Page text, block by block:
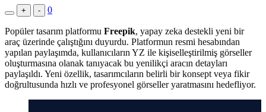
+ - 0
Popüler tasarım platformu Freepik, yapay zeka destekli yeni bir
araç üzerinde çalıştığını duyurdu. Platformun resmi hesabından
yapılan paylaşımda, kullanıcıların YZ ile kişiselleştirilmiş görseller
oluşturmasına olanak tanıyacak bu yenilikçi aracın detayları
paylaşıldı. Yeni özellik, tasarımcıların belirli bir konsept veya fikir
doğrultusunda hızlı ve profesyonel görseller yaratmasını hedefliyor.